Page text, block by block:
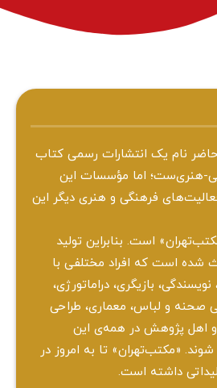
نام یک انتشارات رسمی کتاب
هنری‌ست؛ اما مؤسسات این
فرهنگی و هنری دیگر این
است. بنابراین تولید
شده است که افراد مختلفی با
بازیگری، دراماتورژی،
‌صحنه و لباس، معماری، طراحی
اهل پژوهش در همه‌ی این
«مکتب‌تهران» تا به امروز در
داشته است.